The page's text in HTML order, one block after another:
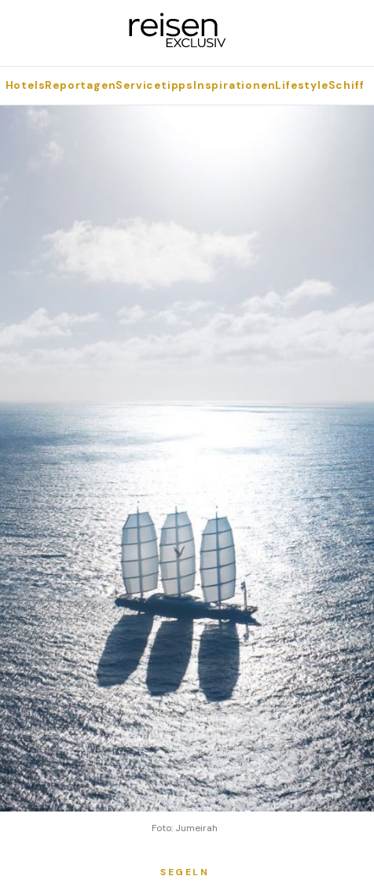
HotelsReportagenServicetippsInspirationenLifestyleSchiff
Foto: Jumeirah
SEGELN